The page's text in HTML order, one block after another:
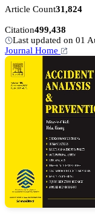
Article Count31,824
Citation499,438
Last updated on 01
Journal Home